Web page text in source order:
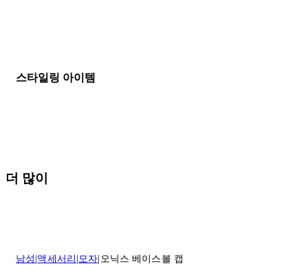
세일 기간에는 배송이 다소 지연될 수 있습니다. 궁금하신 점이 있거
나 도움이 필요하신 경우 고객센터로 문의해 주세요.
스타일링 아이템
더 많이
남성 액세서리 모자 오닉스 베이스볼 캡